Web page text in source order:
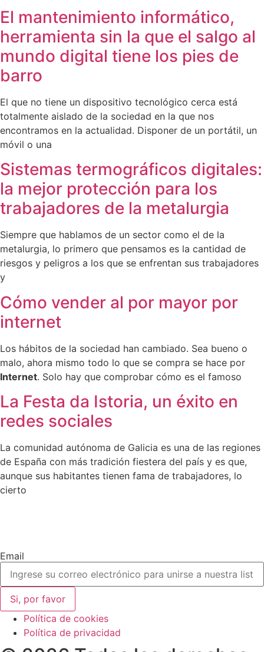
El mantenimiento informático,
herramienta sin la que el salgo al
mundo digital tiene los pies de
barro
El que no tiene un dispositivo tecnológico cerca está
totalmente aislado de la sociedad en la que nos
encontramos en la actualidad. Disponer de un portátil, un
móvil o una
Sistemas termográficos digitales:
la mejor protección para los
trabajadores de la metalurgia
Siempre que hablamos de un sector como el de la
metalurgia, lo primero que pensamos es la cantidad de
riesgos y peligros a los que se enfrentan sus trabajadores
y
Cómo vender al por mayor por
internet
Los hábitos de la sociedad han cambiado. Sea bueno o
malo, ahora mismo todo lo que se compra se hace por
Internet. Solo hay que comprobar cómo es el famoso
La Festa da Istoria, un éxito en
redes sociales
La comunidad autónoma de Galicia es una de las regiones
de España con más tradición fiestera del país y es que,
aunque sus habitantes tienen fama de trabajadores, lo
cierto
Email
Si, por favor
Política de cookies
Política de privacidad